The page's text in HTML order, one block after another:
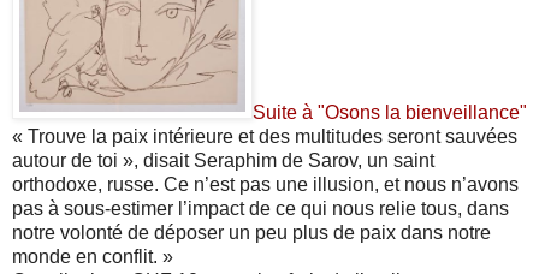
Suite à "Osons la bienveillance"
« Trouve la paix intérieure et des multitudes seront sauvées
autour de toi », disait Seraphim de Sarov, un saint
orthodoxe, russe. Ce n’est pas une illusion, et nous n’avons
pas à sous-estimer l’impact de ce qui nous relie tous, dans
notre volonté de déposer un peu plus de paix dans notre
monde en conflit. »